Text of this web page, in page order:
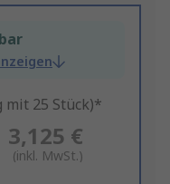
mit 25 Stück)*
3,125 €
(inkl. MwSt.)